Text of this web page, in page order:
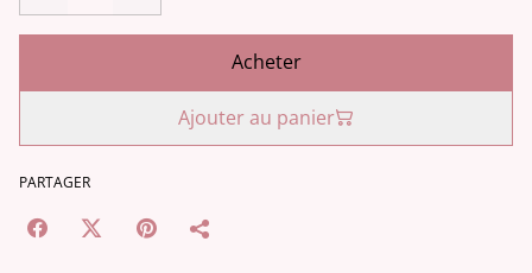
Acheter
Ajouter au panier
PARTAGER